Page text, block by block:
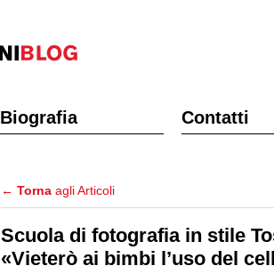
Biografia Contatti
← Torna agli Articoli
Scuola di fotografia in stile
«Vieterò ai bimbi l’uso del